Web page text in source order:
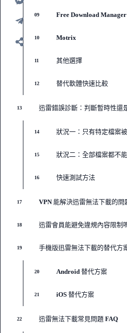
09 Free Download Manager
10 Motrix
11 其他選擇
12 替代軟體快速比較
13 迅雷錯誤診斷：判斷暫時性還
14 狀況一：只有特定檔案
15 狀況二：全部檔案都不
16 快速測試方法
17 VPN 能解決迅雷無法下載的問
18 迅雷會員能避免違規內容限制
19 手機版迅雷無法下載的替代方
20 Android 替代方案
21 iOS 替代方案
22 迅雷無法下載常見問題 FAQ